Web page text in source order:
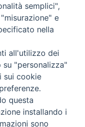
semplici",
e
nella
all'utilizzo dei
"personalizza"
sui cookie
questa
installando i
sono